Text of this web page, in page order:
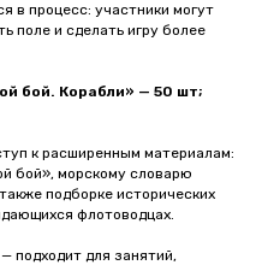
в процесс: участники могут
поле и сделать игру более
бой. Корабли» — 50 шт;
к расширенным материалам:
бой», морскому словарю
подборке исторических
флотоводцах.
подходит для занятий,